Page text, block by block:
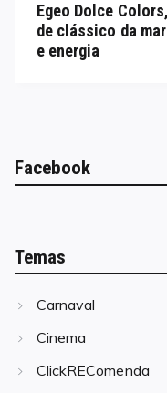
Egeo Dolce
de clássico da
e energia
Facebook
Temas
Carnaval
Cinema
ClickREComenda